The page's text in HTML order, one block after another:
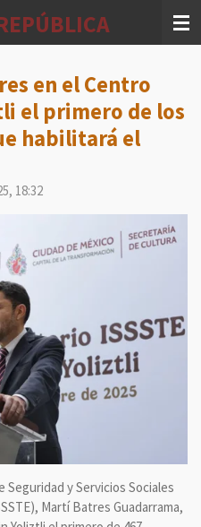
en el Centro
el primero de los
habilitará el
18:32
y Servicios Sociales
Martí Batres Guadarrama,